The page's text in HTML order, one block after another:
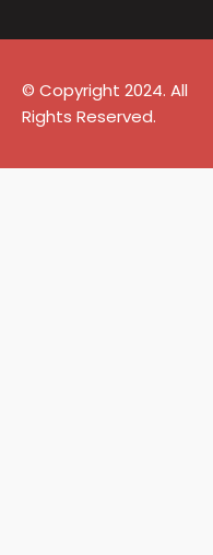
© Copyright 2024. All
Rights Reserved.